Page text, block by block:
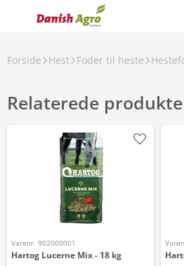
Forside Hest Foder til heste
Relaterede
Varenr. 902000001
Hartog Lucerne Mix - 18 kg